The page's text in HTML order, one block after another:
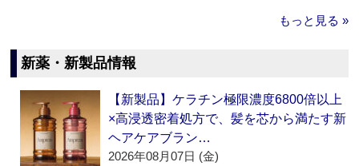
もっと見る »
新薬・新製品情報
【新製品】ケラチン極限濃度6800倍以上
×高浸透密着処方で、髪を芯から満たす新
ヘアケアブラン…
2026年08月07日 (金)